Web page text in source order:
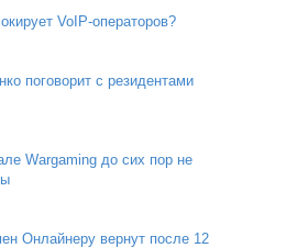
VoIP-операторов?
поговорит с резидентами
Wargaming до сих пор не
Онлайнеру вернут после 12